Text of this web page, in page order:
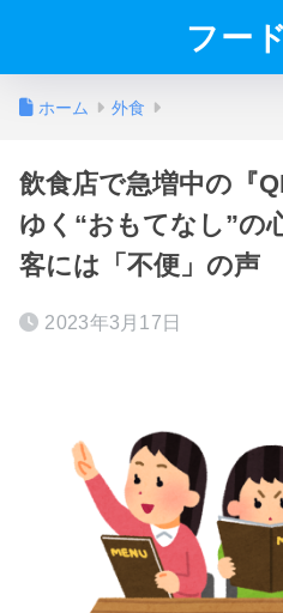
フー
ホーム 外食
飲食店で急増中の『
ゆく“おもてなし”の
客には「不便」の声
2023年3月17日